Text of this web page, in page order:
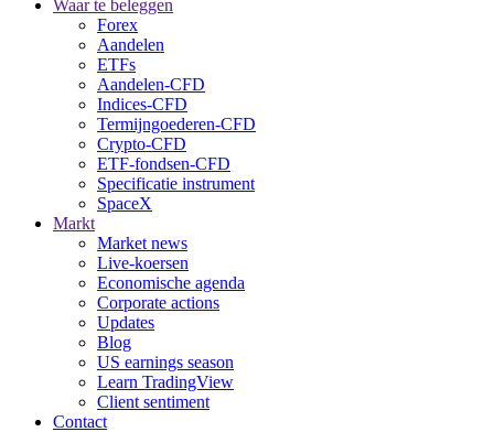
Waar te beleggen
Forex
Aandelen
ETFs
Aandelen-CFD
Indices-CFD
Termijngoederen-CFD
Crypto-CFD
ETF-fondsen-CFD
Specificatie instrument
SpaceX
Markt
Market news
Live-koersen
Economische agenda
Corporate actions
Updates
Blog
US earnings season
Learn TradingView
Client sentiment
Contact